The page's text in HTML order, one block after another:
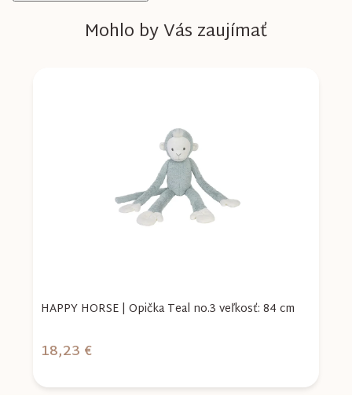
Mohlo by Vás zaujímať
HAPPY HORSE | Opička Teal no.3 veľkosť: 84 cm
18,23 €